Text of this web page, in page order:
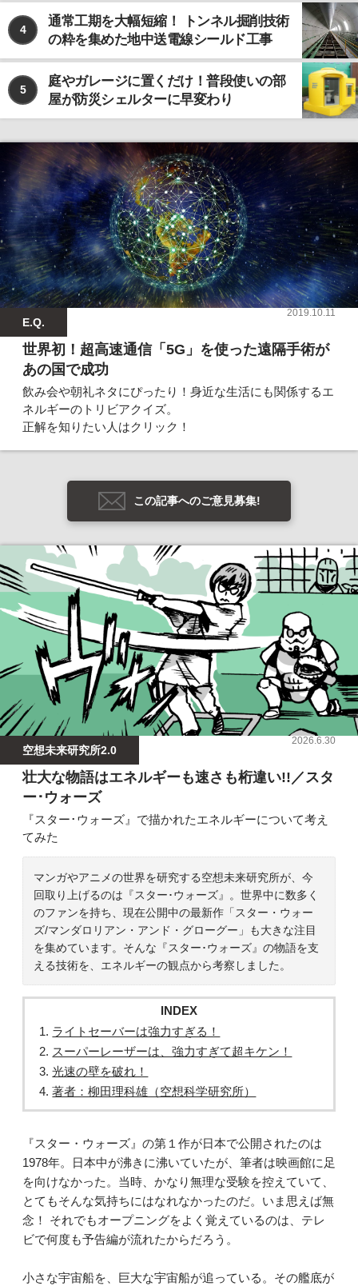
4
通常工期を大幅短縮！ トンネル掘削技術
の粋を集めた地中送電線シールド工事
5
庭やガレージに置くだけ！普段使いの部
屋が防災シェルターに早変わり
E.Q.
2019.10.11
世界初！超高速通信「5G」を使った遠隔手術が
あの国で成功
飲み会や朝礼ネタにぴったり！身近な生活にも関係するエ
ネルギーのトリビアクイズ。
正解を知りたい人はクリック！
この記事へのご意見募集!
空想未来研究所2.0
2026.6.30
壮大な物語はエネルギーも速さも桁違い!!／スタ
ー･ウォーズ
『スター･ウォーズ』で描かれたエネルギーについて考え
てみた
マンガやアニメの世界を研究する空想未来研究所が、今
回取り上げるのは『スター･ウォーズ』。世界中に数多く
のファンを持ち、現在公開中の最新作「スター・ウォー
ズ/マンダロリアン・アンド・グローグー」も大きな注目
を集めています。そんな『スター･ウォーズ』の物語を支
える技術を、エネルギーの観点から考察しました。
INDEX
ライトセーバーは強力すぎる！
スーパーレーザーは、強力すぎて超キケン！
光速の壁を破れ！
著者：柳田理科雄（空想科学研究所）
『スター・ウォーズ』の第１作が日本で公開されたのは
1978年。日本中が沸きに沸いていたが、筆者は映画館に足
を向けなかった。当時、かなり無理な受験を控えていて、
とてもそんな気持ちにはなれなかったのだ。いま思えば無
念！ それでもオープニングをよく覚えているのは、テレ
ビで何度も予告編が流れたからだろう。
小さな宇宙船を、巨大な宇宙船が追っている。その艦底が